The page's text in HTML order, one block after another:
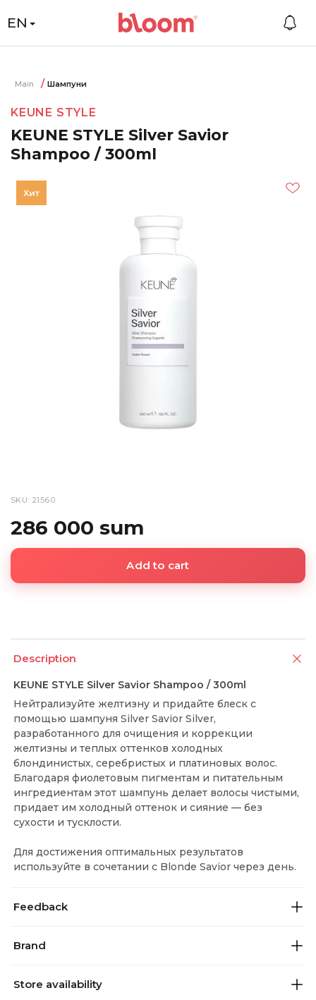
EN
Main Шампуни
KEUNE STYLE
KEUNE STYLE Silver Savior
Shampoo / 300ml
SKU: 21560
286 000 sum
Add to cart
Description
KEUNE STYLE Silver Savior Shampoo / 300ml
Нейтрализуйте желтизну и придайте блеск с
помощью шампуня Silver Savior Silver,
разработанного для очищения и коррекции
желтизны и теплых оттенков холодных
блондинистых, серебристых и платиновых волос.
Благодаря фиолетовым пигментам и питательным
ингредиентам этот шампунь делает волосы чистыми,
придает им холодный оттенок и сияние — без
сухости и тусклости.
Для достижения оптимальных результатов
используйте в сочетании с Blonde Savior через день.
Feedback
Brand
Store availability